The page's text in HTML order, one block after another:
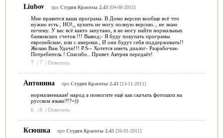
Liubov
про Студия Красоты 2.43[04-08-2015]
Мне нравится ваша програма. В Домо версии вообще всё что
нужно есть., НО!,, купить не могу полную версию.., не знаю
почему. У вас всё както запутано, я не могу найти нормальных
банковских счетов.!!! Вывод;- Я буду покупать програмы
европейские, или с америки., И они будут себя поддерживать!!
Желаю Вам Удачи!!! Р.S-- Хотется иметь диалог- Разрабочик-
Потребитель ! Спасибо.. Привет Автрия передаёт!
7
7 Ответить
Антонина про Студия Красоты 2.43[13-11-2011]
нормалненькая! народ а помогите ещё как скачать фотошоп на
русском языке?!?=))
6
| 8 | Ответить
Ксюшка про Студия Красоты 2.43[26-01-2011]